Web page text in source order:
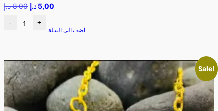
8,00 د.إ 5,00 د.إ
- +
اضف الى السلة
Sale!